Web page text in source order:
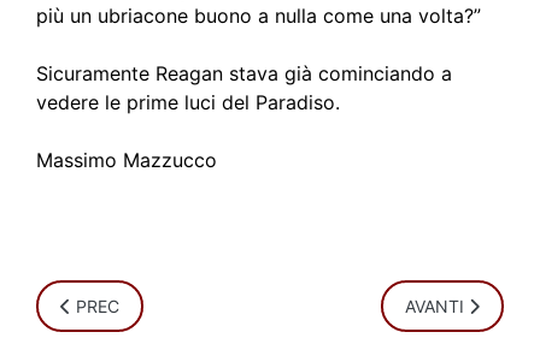
più un ubriacone buono a nulla come una volta?”
Sicuramente Reagan stava già cominciando a
vedere le prime luci del Paradiso.
Massimo Mazzucco
ARTICOLO PRECEDENTE: SIGILLATI DAL MONDO
PREC ARTICOLO
AVANTI